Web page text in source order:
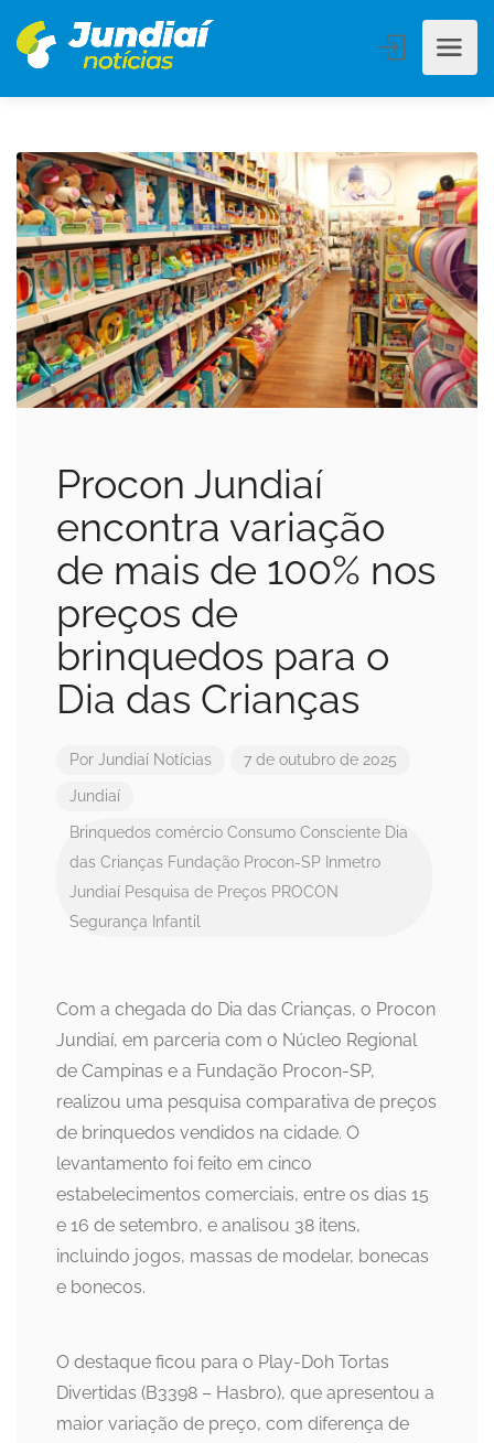
Procon Jundiaí
encontra variação
de mais de 100% nos
preços de
brinquedos para o
Dia das Crianças
Por Jundiaí Notícias 7 de outubro de 2025
Jundiaí
Brinquedos comércio Consumo Consciente Dia
das Crianças Fundação Procon-SP Inmetro
Jundiaí Pesquisa de Preços PROCON
Segurança Infantil
Com a chegada do Dia das Crianças, o Procon
Jundiaí, em parceria com o Núcleo Regional
de Campinas e a Fundação Procon-SP,
realizou uma pesquisa comparativa de preços
de brinquedos vendidos na cidade. O
levantamento foi feito em cinco
estabelecimentos comerciais, entre os dias 15
e 16 de setembro, e analisou 38 itens,
incluindo jogos, massas de modelar, bonecas
e bonecos.
O destaque ficou para o Play-Doh Tortas
Divertidas (B3398 – Hasbro), que apresentou a
maior variação de preço, com diferença de